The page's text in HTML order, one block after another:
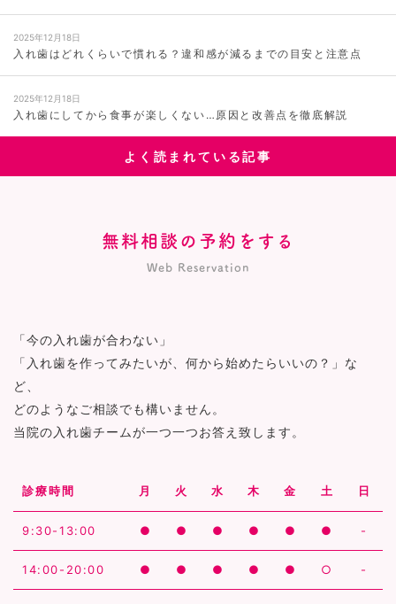
2025年12月18日
入れ歯はどれくらいで慣れる？違和感が減るまでの目安と注意点
2025年12月18日
入れ歯にしてから食事が楽しくない…原因と改善点を徹底解説
よく読まれている記事
無料相談の予約をする
Web Reservation
「今の入れ歯が合わない」
「入れ歯を作ってみたいが、何から始めたらいいの？」な
ど、
どのようなご相談でも構いません。
当院の入れ歯チームが一つ一つお答え致します。
診療時間 月 火 水 木 金 土 日
9:30-13:00 ● ● ● ● ● ● -
14:00-20:00 ● ● ● ● ● ○ -